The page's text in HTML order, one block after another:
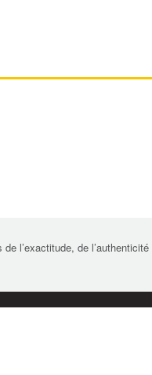
l’exactitude, de